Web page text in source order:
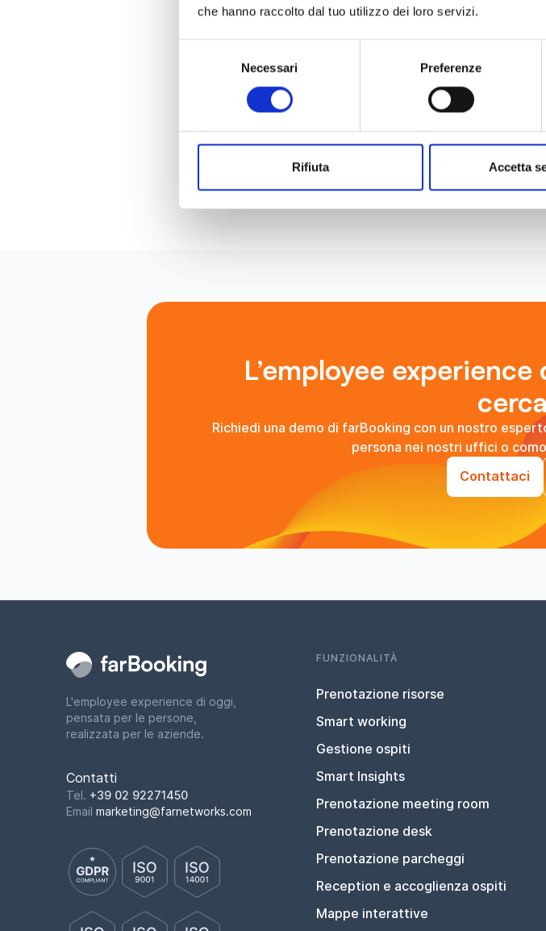
che hanno raccolto dal tuo utilizzo dei loro servizi.
Necessari Preferenze
Rifiuta Accetta
Il check-in può essere completato dal
punto di self-check-in all’ingresso
,
più semplice da presidiare in tutti i casi in cui
controllato.
L’employee
Richiedi una demo di farBooking con un nostro
persona nei nostri uffici o
Contattaci
L'employee experience di oggi,
pensata per le persone,
realizzata per le aziende.
Contatti
Tel. +39 02 92271450
Email marketing@farnetworks.com
FUNZIONALITÀ
Prenotazione risorse
Smart working
Gestione ospiti
Smart Insights
Prenotazione meeting room
Prenotazione desk
Prenotazione parcheggi
Reception e accoglienza ospiti
Mappe interattive